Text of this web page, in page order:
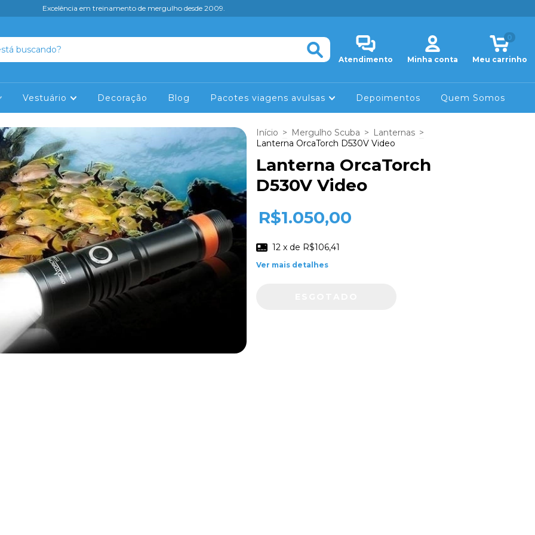
Excelência em treinamento de mergulho desde 2009.
Atendimento Minha conta Meu carrinho
0
Vestuário Decoração Blog Pacotes viagens avulsas Depoimentos Quem Somos
Início > Mergulho Scuba > Lanternas >
Lanterna OrcaTorch D530V Video
Lanterna OrcaTorch
D530V Video
R$1.050,00
12 x de R$106,41
Ver mais detalhes